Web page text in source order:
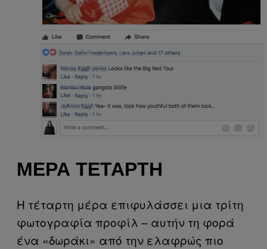
ΜΈΡΑ ΤΈΤΑΡΤΗ
Η τέταρτη μέρα επιφυλάσσει μια τρίτη
φωτογραφία προφίλ – αυτήν τη φορά
ένα «δωράκι» από την ελαφρώς πιο